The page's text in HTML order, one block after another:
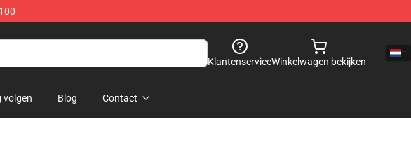
KlantenserviceWinkelwagen bekijken
volgen Blog Contact